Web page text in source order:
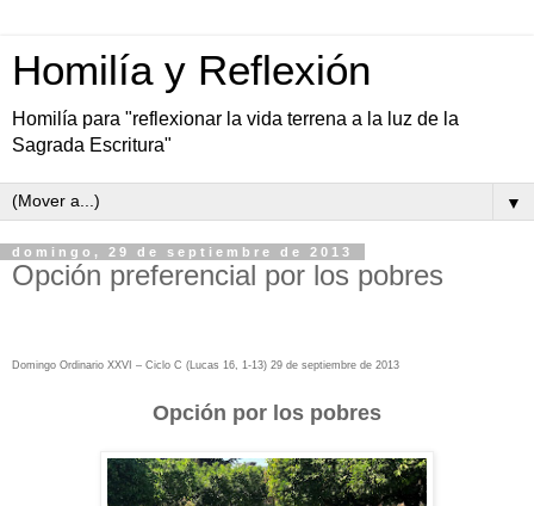
Homilía y Reflexión
Homilía para "reflexionar la vida terrena a la luz de la
Sagrada Escritura"
▼
domingo, 29 de septiembre de 2013
Opción preferencial por los pobres
Domingo Ordinario XXVI – Ciclo C (Lucas 16, 1-13) 29 de septiembre de 2013
Opción por los pobres